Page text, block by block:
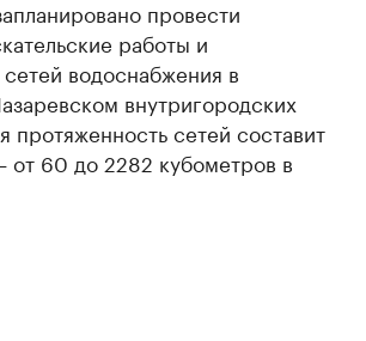
провести
работы и
водоснабжения в
внутригородских
протяженность сетей составит
60 до 2282 кубометров в